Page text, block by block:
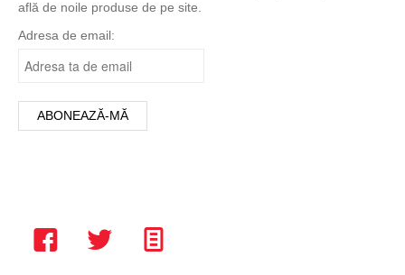
6 ani
8 ani
L
S
află de noile produse de pe site.
Adresa de email: